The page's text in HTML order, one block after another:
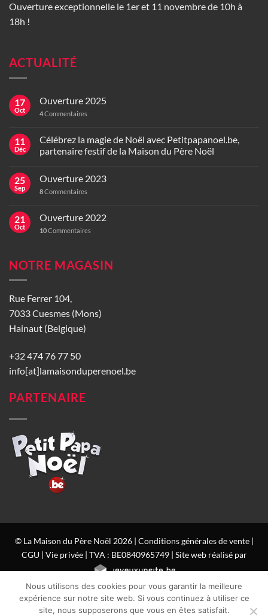
Ouverture exceptionnelle le 1er et 11 novembre de 10h à
18h !
ACTUALITÉ
17
Oct
Ouverture 2025
4Commentaires
11
Déc
Célébrez la magie de Noël avec Petitpapanoel.be,
partenaire festif de la Maison du Père Noël
25
Sep
Ouverture 2023
8Commentaires
21
Oct
Ouverture 2022
10Commentaires
NOTRE MAGASIN
Rue Ferrer 104,
7033 Cuesmes (Mons)
Hainaut (Belgique)
+32 474 76 77 50
info[at]lamaisonduperenoel.be
PARTENAIRE
© La Maison du Père Noël 2026 | Conditions générales de vente|
CGU| Vie privée| TVA : BE0840965749 | Site web réalisé par
Nous utilisons des cookies pour vous garantir la meilleure
expérience sur notre site web. Si vous continuez à utiliser ce
site, nous supposerons que vous en êtes satisfait.